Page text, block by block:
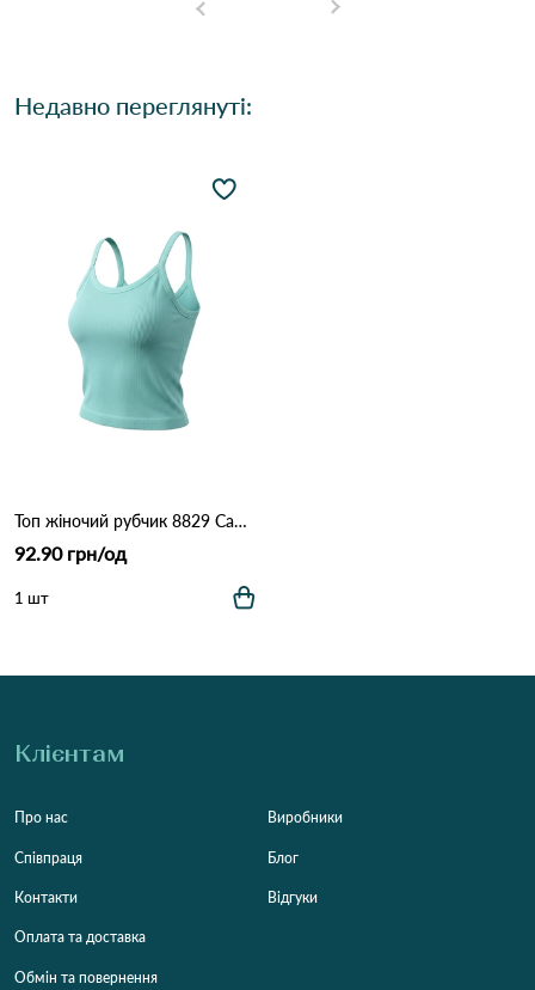
Недавно переглянуті:
Топ жіночий рубчик 8829 Салатовий
92.90 грн/од
1 шт
Клієнтам
Про нас
Співпраця
Контакти
Оплата та доставка
Обмін та повернення
Виробники
Блог
Відгуки